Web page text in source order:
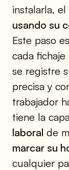
instalarla,
usando su
Este paso
cada
se registre
precisa y
trabajador
tiene la
laboral de
marcar su
cualquier